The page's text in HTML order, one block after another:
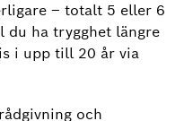
– totalt 5 eller 6
du ha trygghet längre
i upp till 20 år via
och